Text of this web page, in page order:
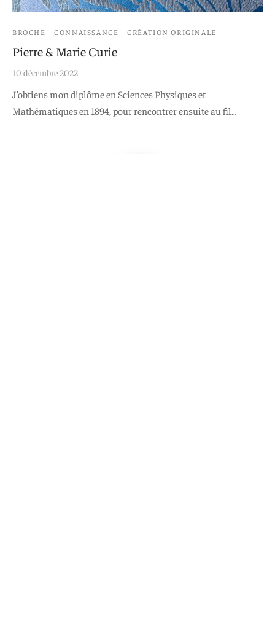
BROCHE CONNAISSANCE CRÉATION ORIGINALE
Pierre & Marie Curie
10 décembre 2022
J’obtiens mon diplôme en Sciences Physiques et
Mathématiques en 1894, pour rencontrer ensuite au fil…